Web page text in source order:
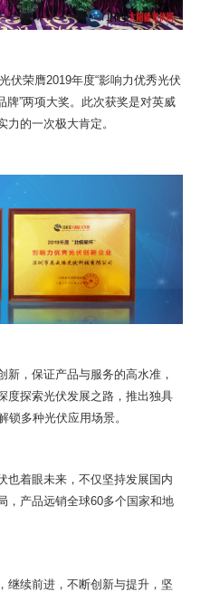
荣膺2019年度“影响力优秀光伏
牌”两项大奖。此次获奖是对英威
的一次极大肯定。
，保证产品与服务的高水准，
度探索光伏发展之路，推出独具
锁多种光伏应用场景。
着眼未来，不仅坚持发展国内
，产品远销全球60多个国家和地
续前进，不断创新与提升，坚